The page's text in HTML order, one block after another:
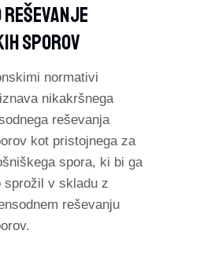
Sporov
normativi
nikakršnega
reševanja
kot pristojnega za
spora, ki bi ga
sprožil v skladu z
reševanju